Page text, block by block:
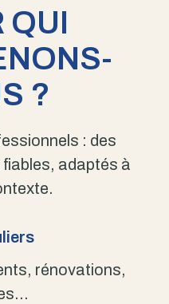
QUI
?
: des
adaptés à
rénovations,